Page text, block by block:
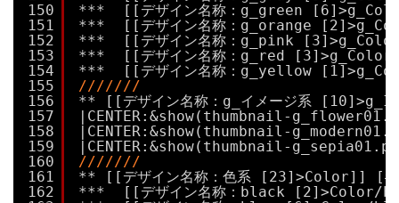
150
151
152
153
154
155
156
157
158
159
160
161
162
***  [[デザイン名称：g_green
***  [[デザイン名称：g_orange
***  [[デザイン名称：g_pink
***  [[デザイン名称：g_red
***  [[デザイン名称：g_yellow
///////
** [[デザイン名称：g_イメージ系
|CENTER:&show(thumbnail-
|CENTER:&show(thumbnail-
|CENTER:&show(thumbnail-
///////
** [[デザイン名称：色系 [23]>Color]]
***  [[デザイン名称：black [2]>Color/